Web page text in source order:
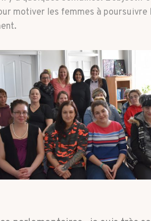
motiver les femmes à poursuivre